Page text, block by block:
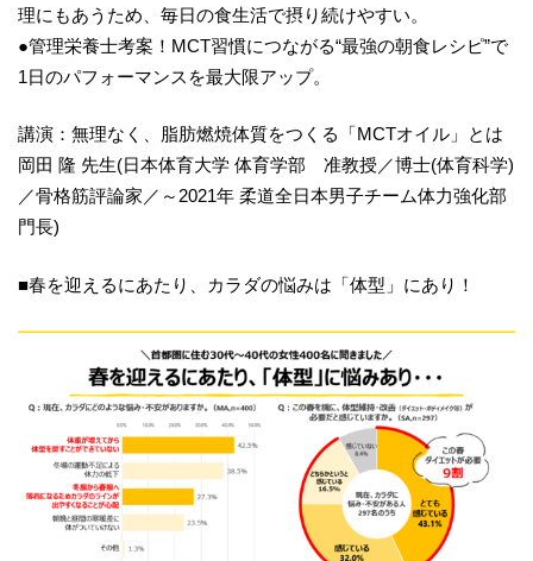
理にもあうため、毎日の食生活で摂り続けやすい。
●管理栄養士考案！MCT習慣につながる“最強の朝食レシピ”で
1日のパフォーマンスを最大限アップ。
講演：無理なく、脂肪燃焼体質をつくる「MCTオイル」とは
岡田 隆 先生(日本体育大学 体育学部 准教授／博士(体育科学)
／骨格筋評論家／～2021年 柔道全日本男子チーム体力強化部
門長)
■春を迎えるにあたり、カラダの悩みは「体型」にあり！